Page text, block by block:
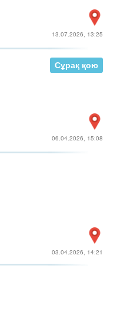
13.07.2026, 13:25
Сұрақ қою
06.04.2026, 15:08
03.04.2026, 14:21